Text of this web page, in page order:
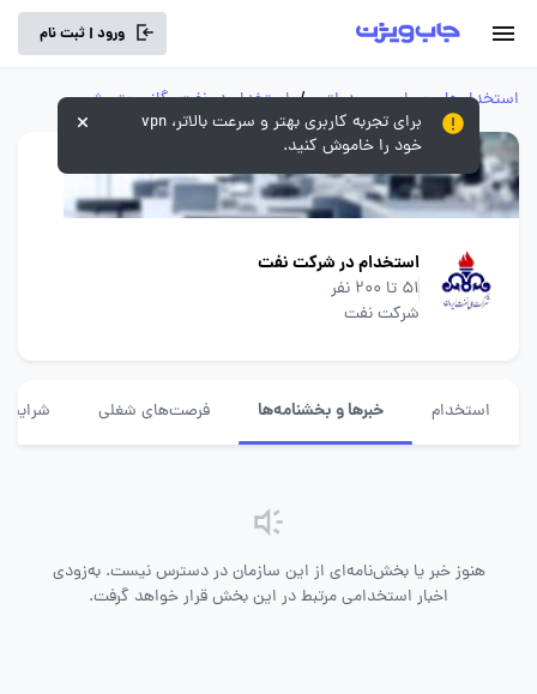
ورود | ثبت نام
استخدام‌های سراسری و دولتی / استخدام‌ در نفت، گاز و پتروشیمی
استخدام در شرکت نفت
51 تا 200 نفر
شرکت نفت
استخدام خبرها و بخشنامه‌ها فرصت‌های شغلی شرایط
هنوز خبر یا بخش‌نامه‌ای از این سازمان در دسترس نیست. به‌زودی
اخبار استخدامی مرتبط در این بخش قرار خواهد گرفت.
برای تجربه کاربری بهتر و سرعت بالاتر، vpn
خود را خاموش کنید.